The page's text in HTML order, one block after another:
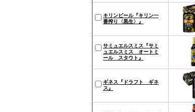
キリンビール『キリン一
番搾り〈黒生〉』
サミュエルスミス『サミ
ュエルスミス オートミ
ール スタウト』
ギネス『ドラフト ギネ
ス』